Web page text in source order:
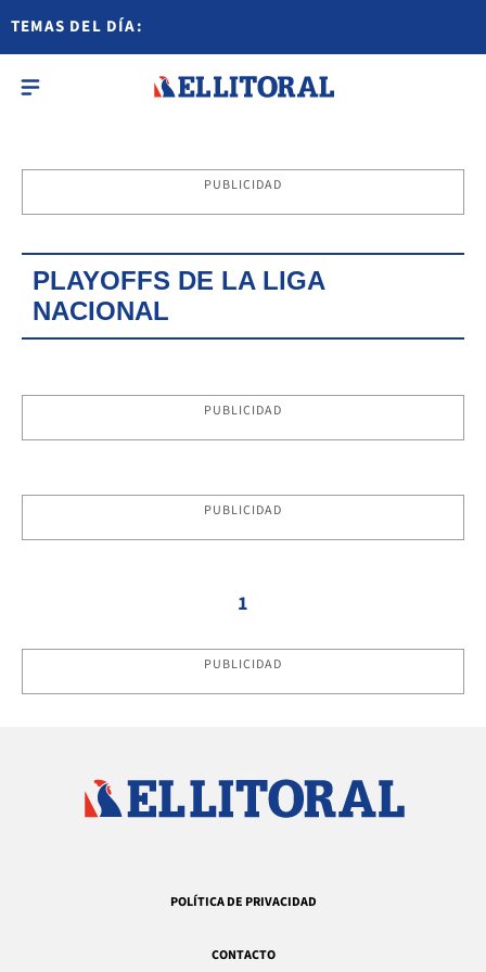
TEMAS DEL DÍA:
PUBLICIDAD
PLAYOFFS DE LA LIGA
NACIONAL
PUBLICIDAD
PUBLICIDAD
1
PUBLICIDAD
POLÍTICA DE PRIVACIDAD
CONTACTO